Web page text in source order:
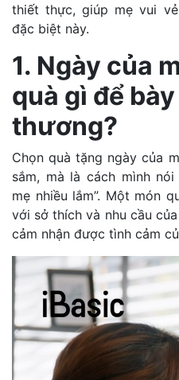
thiết thực, giúp mẹ vui
đặc biệt này.
1. Ngày của
quà gì để
thương?
Chọn quà tặng ngày của
sắm, mà là cách mình
mẹ nhiều lắm”. Một món
với sở thích và nhu cầu
cảm nhận được tình cảm